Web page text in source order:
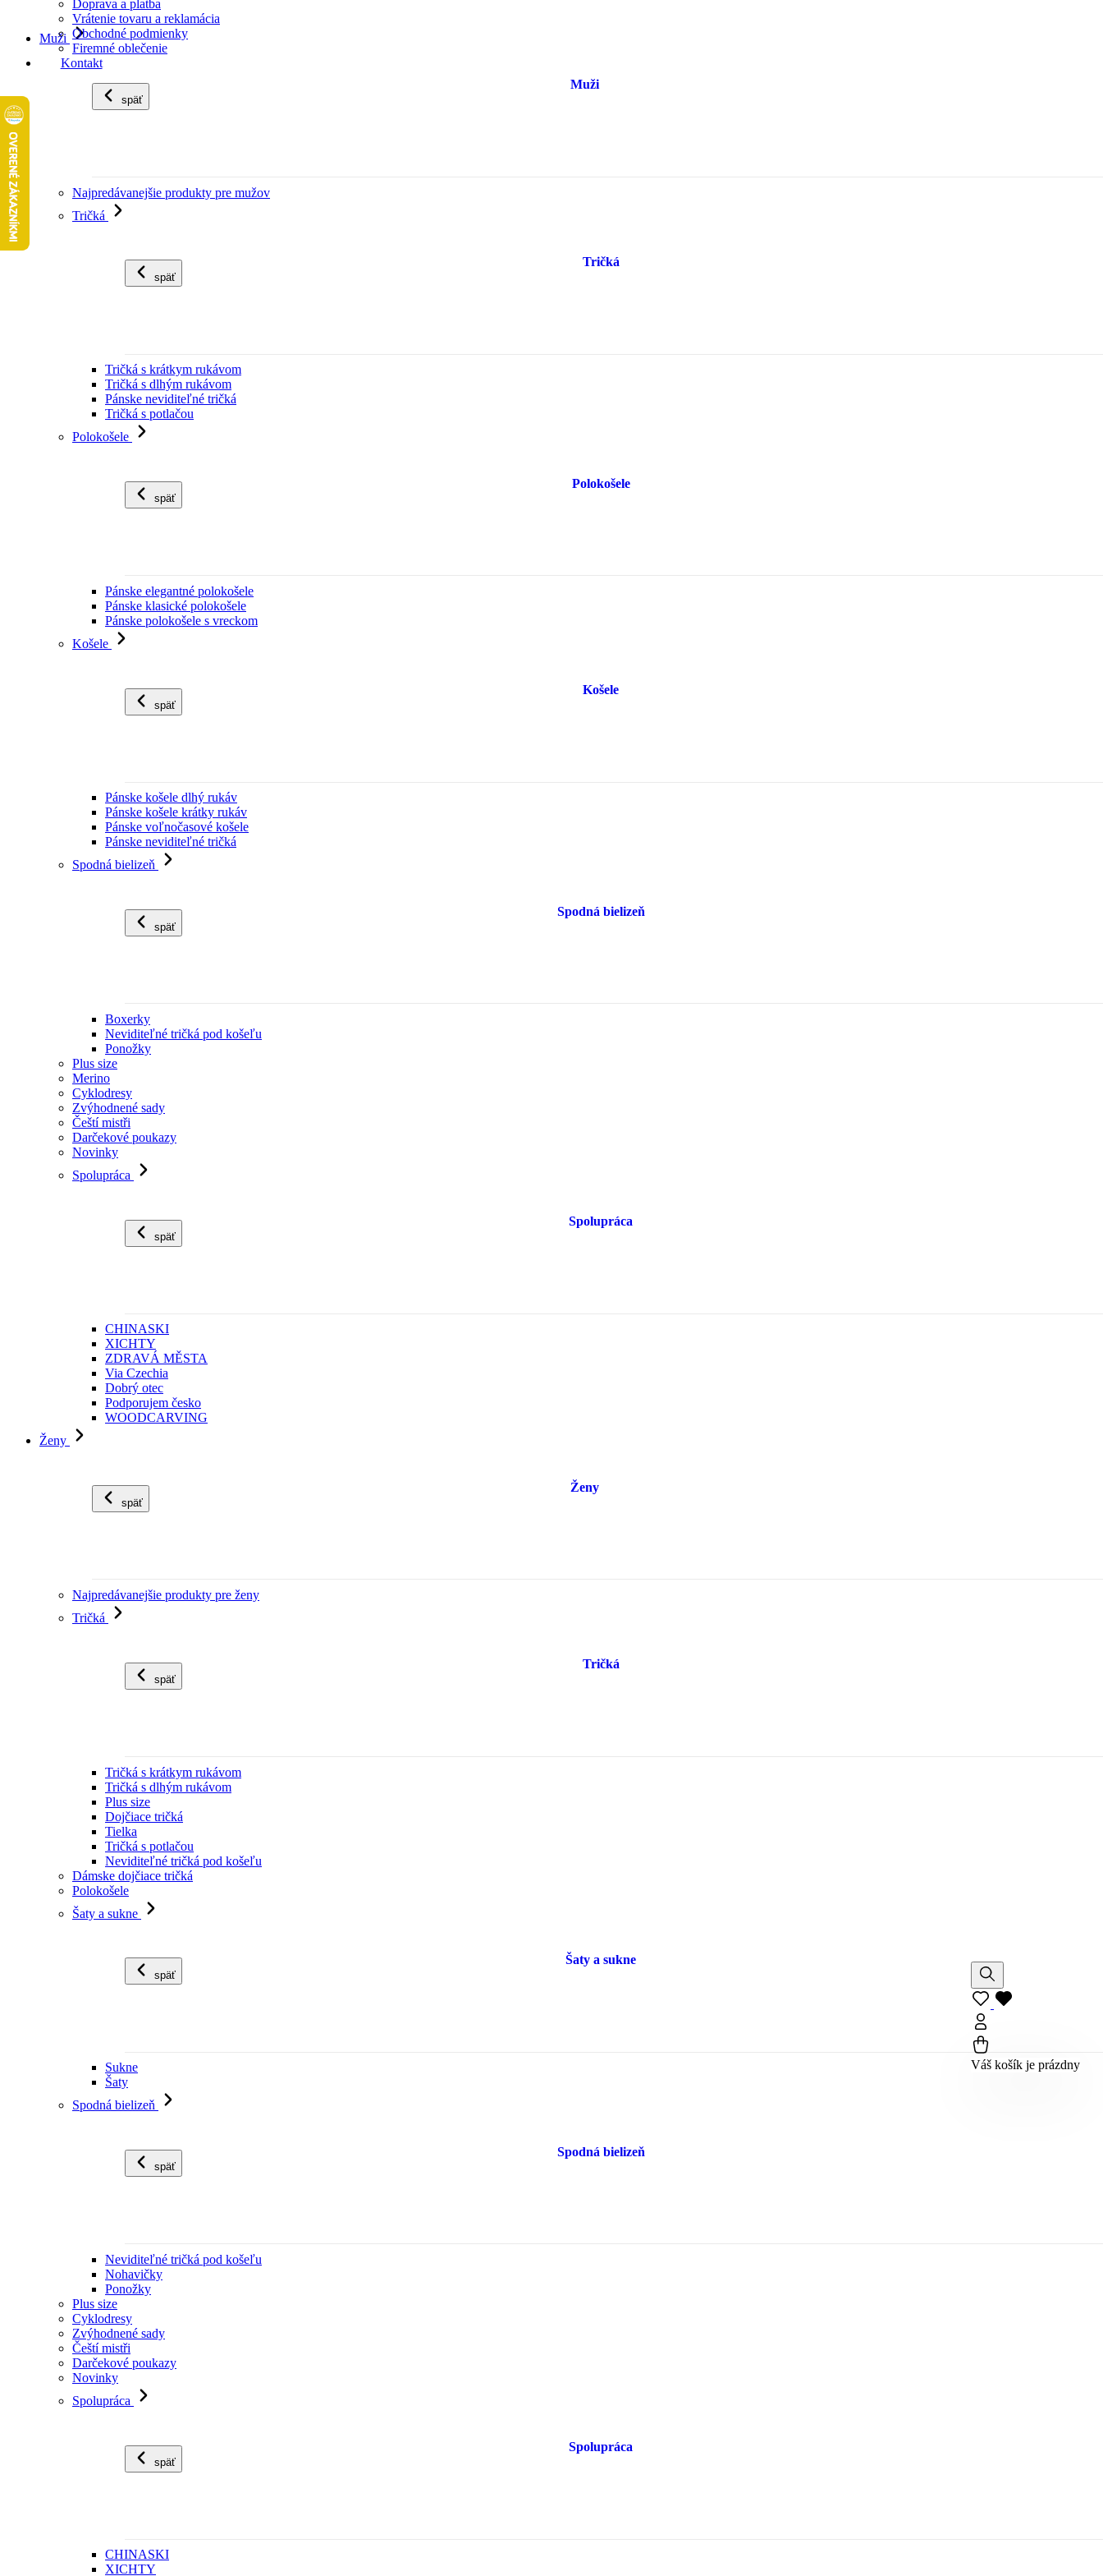
Doprava a platba
Vrátenie tovaru a reklamácia
Obchodné podmienky
Firemné oblečenie
Kontakt
Muži
späť
Muži
Najpredávanejšie produkty pre mužov
Tričká
späť
Tričká
Tričká s krátkym rukávom
Tričká s dlhým rukávom
Pánske neviditeľné tričká
Tričká s potlačou
Polokošele
späť
Polokošele
Pánske elegantné polokošele
Pánske klasické polokošele
Pánske polokošele s vreckom
Košele
späť
Košele
Pánske košele dlhý rukáv
Pánske košele krátky rukáv
Pánske voľnočasové košele
Pánske neviditeľné tričká
Spodná bielizeň
späť
Spodná bielizeň
Boxerky
Neviditeľné tričká pod košeľu
Ponožky
Plus size
Merino
Cyklodresy
Zvýhodnené sady
Čeští mistři
Darčekové poukazy
Novinky
Spolupráca
späť
Spolupráca
CHINASKI
XICHTY
ZDRAVÁ MĚSTA
Via Czechia
Dobrý otec
Podporujem česko
WOODCARVING
Ženy
späť
Ženy
Najpredávanejšie produkty pre ženy
Tričká
späť
Tričká
Tričká s krátkym rukávom
Tričká s dlhým rukávom
Plus size
Dojčiace tričká
Tielka
Tričká s potlačou
Neviditeľné tričká pod košeľu
Dámske dojčiace tričká
Polokošele
Šaty a sukne
späť
Šaty a sukne
Sukne
Šaty
Spodná bielizeň
späť
Spodná bielizeň
Neviditeľné tričká pod košeľu
Nohavičky
Ponožky
Plus size
Cyklodresy
Zvýhodnené sady
Čeští mistři
Darčekové poukazy
Novinky
Spolupráca
späť
Spolupráca
CHINASKI
XICHTY
Váš košík je prázdny